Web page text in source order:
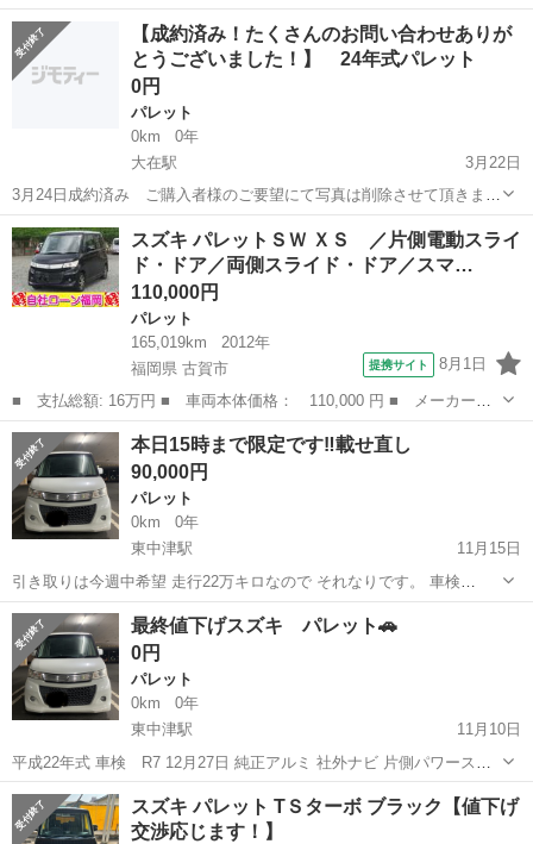
く凹みキズあります オーディオは付いてません エンジンなど機関は調
子良いです エアコンもよく冷えてます 車検R8年11月まで 走行距離16
万キロ 古い車で...
大分 柳ケ浦駅 パレット エンジン
【成約済み！たくさんのお問い合わせありが
とうございました！】 24年式パレット
0円
パレット
0km
0年
大在駅
3月22日
3月24日成約済み ご購入者様のご要望にて写真は削除させて頂きま
す。 たくさんのお問い合わせありがとうございました。 機関良好で走
りに問題は有りません。 オートマ ナビ地デジ（走行中テレビOK）、
プッシュス...
大分 大分市 大在駅 パレット
スズキ パレットＳＷ ＸＳ ／片側電動スライ
ド・ドア／両側スライド・ドア／スマ…
110,000円
パレット
165,019km
2012年
福岡県 古賀市
提携サイト 8月1日
■ 支払総額: 16万円 ■ 車両本体価格： 110,000 円 ■ メーカー
名： スズキ ■ 車種名： パレットＳＷ ■ グレード名： ＸＳ
／片側電動スライド・ドア／両側スライド・ドア／スマートキー／プ
ッシュスタート／...
福岡 古賀市 パレット
本日15時まで限定です‼️載せ直し
90,000円
パレット
0km
0年
東中津駅
11月15日
引き取りは今週中希望 走行22万キロなので それなりです。 車検
R7.12.27 内装は綺麗です！ 目立つ傷はないですが コキズや擦り傷？
はあります。 走る止まる曲がる問題ないですし エアコン効きます。
バックモニター付き...
大分 中津市 東中津駅 パレット ノークレ
最終値下げスズキ パレット🚗
0円
パレット
0km
0年
東中津駅
11月10日
平成22年式 車検 R7 12月27日 純正アルミ 社外ナビ 片側パワースラ
イドドア 少し見にくいですがバックモニター付き （バックモニターは
カメラに傷があり写り悪いです） 走行22万キロですが 悪いところはい
まのとこ...
大分 中津市 東中津駅 パレット 個人
スズキ パレット TＳターボ ブラック【値下げ
交渉応じます！】